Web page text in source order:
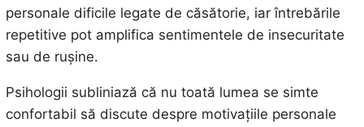
personale dificile legate de căsătorie, iar întrebările
repetitive pot amplifica sentimentele de insecuritate
sau de rușine.
Psihologii subliniază că nu toată lumea se simte
confortabil să discute despre motivațiile personale